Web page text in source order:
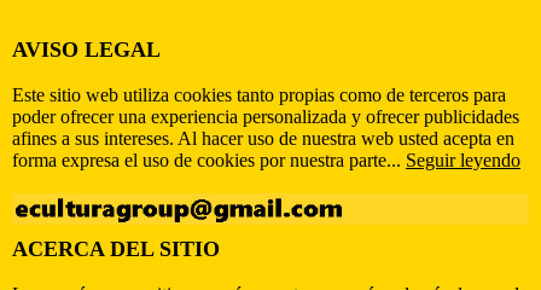
AVISO LEGAL
Este sitio web utiliza cookies tanto propias como de terceros para
poder ofrecer una experiencia personalizada y ofrecer publicidades
afines a sus intereses. Al hacer uso de nuestra web usted acepta en
forma expresa el uso de cookies por nuestra parte... Seguir leyendo
ACERCA DEL SITIO